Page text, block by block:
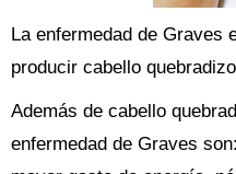
La enfermedad de Graves
producir cabello
Además de cabello
enfermedad de Graves